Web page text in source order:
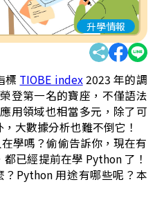
升學情報
標 TIOBE index2023 年的調
登第一名的寶座，不僅語法
用領域也相當多元，除了可
大數據分析也難不倒它！
學嗎？偷偷告訴你，現在有
已經提前在學 Python 了！
Python 用途有哪些呢？本